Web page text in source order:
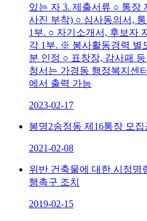
있는 자 3. 제출서류 ○ 통장
사진 부착) ○ 심사동의서,
1부. ○ 자기소개서, 후보자
각 1부. ※ 봉사활동경력 별
분 인정 ○ 표창장, 감사패
청서는 가경동 행정복지센
에서 출력 가능
2023-02-17
봉명2송정동 제16통장 모집
2021-02-08
위반 건축물에 대한 시정명
행촉구 조치
2019-02-15